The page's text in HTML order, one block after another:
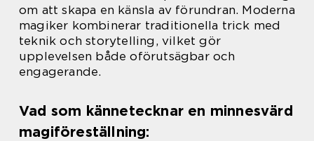
om att skapa en känsla av förundran. Moderna
magiker kombinerar traditionella trick med
teknik och storytelling, vilket gör
upplevelsen både oförutsägbar och
engagerande.
Vad som kännetecknar en minnesvärd
magiföreställning: